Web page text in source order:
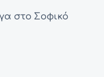
στο Σοφικό